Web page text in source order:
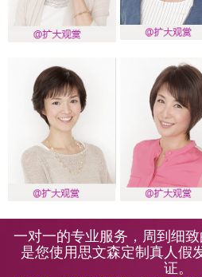
一对一的专业服务，周到细
是您使用思文森定制真人假
证。